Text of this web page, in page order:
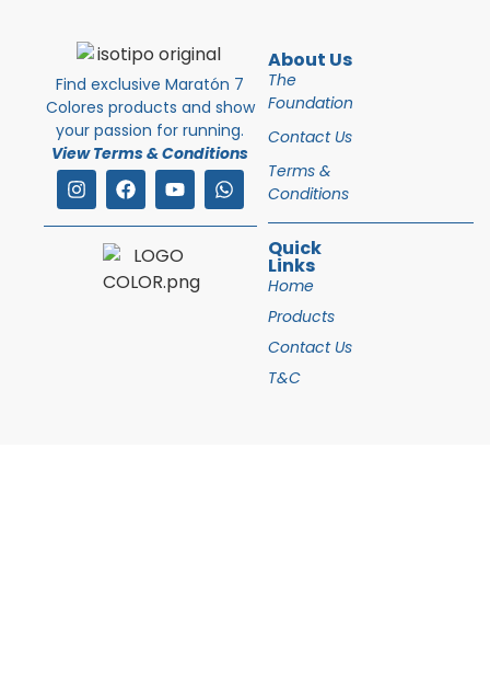
Find exclusive Maratón 7
Colores products and show
your passion for running.
View Terms & Conditions
About Us
The
Foundation
Contact Us
Terms &
Conditions
Quick
Links
Home
Products
Contact Us
T&C